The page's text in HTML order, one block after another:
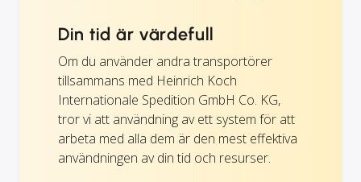
Din tid är värdefull
Om du använder andra transportörer
tillsammans med Heinrich Koch
Internationale Spedition GmbH Co. KG,
tror vi att användning av ett system för att
arbeta med alla dem är den mest effektiva
användningen av din tid och resurser.